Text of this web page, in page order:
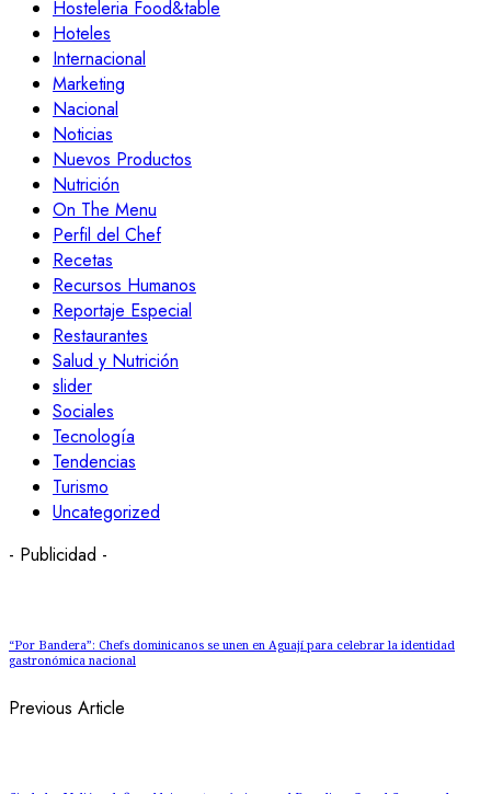
Hosteleria Food&table
Hoteles
Internacional
Marketing
Nacional
Noticias
Nuevos Productos
Nutrición
On The Menu
Perfil del Chef
Recetas
Recursos Humanos
Reportaje Especial
Restaurantes
Salud y Nutrición
slider
Sociales
Tecnología
Tendencias
Turismo
Uncategorized
- Publicidad -
“Por Bandera”: Chefs dominicanos se unen en Aguají para celebrar la identidad
gastronómica nacional
Previous Article